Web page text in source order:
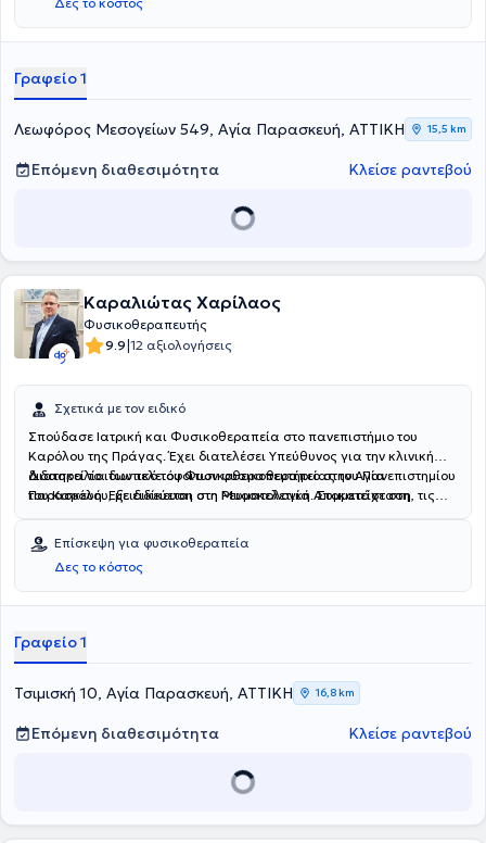
Γραφείο 1
Λεωφόρος Μεσογείων 549, Αγία Παρασκευή, ΑΤΤΙΚΗ 15,5 km
Επόμενη διαθεσιμότητα Κλείσε ραντεβού
Καραλιώτας Χαρίλαος
Φυσικοθεραπευτής
9.9|12 αξιολογήσεις
Σχετικά με τον ειδικό
Σπούδασε Ιατρική και Φυσικοθεραπεία στο πανεπιστήμιο του
Καρόλου της Πράγας. Έχει διατελέσει Υπεύθυνος για την κλινική
διδασκαλία των τελειόφοιτων φυσικοθεραπείας του Πανεπιστημίου
του Καρόλου, με ειδίκευση στη Ρευματολογία. Συμμετείχε στη
Παγκόσμιο Συνέδριο Χειρουργικής Ήπατος που πραγματοποιήθηκε
στην Αθήνα.
Διατηρεί το ιδιωτικό του Φυσικοθεραπευτήριο στην Αγία
Παρασκευή.Εξειδικεύεται στη Μυοσκελετική Αποκατάσταση, τις
αποκατάσταση, παρέχοντας εξατομικεύμενες θεραπείες.
Επίσκεψη για φυσικοθεραπεία
Δες το κόστος
Γραφείο 1
Τσιμισκή 10, Αγία Παρασκευή, ΑΤΤΙΚΗ 16,8 km
Επόμενη διαθεσιμότητα Κλείσε ραντεβού